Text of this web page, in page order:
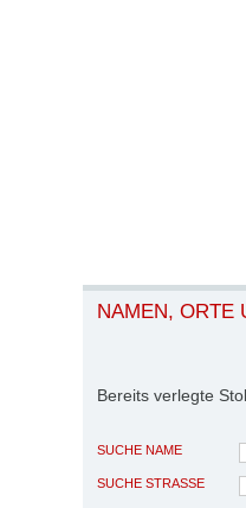
NAMEN, ORTE
Bereits verlegte
SUCHE NAME
SUCHE STRASSE